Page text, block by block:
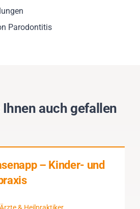
Parodontitis
auch gefallen
– Kinder- und